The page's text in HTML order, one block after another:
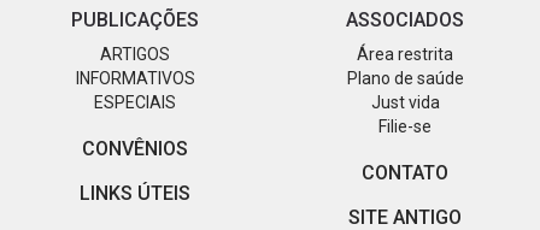
PUBLICAÇÕES
ARTIGOS
INFORMATIVOS
ESPECIAIS
CONVÊNIOS
LINKS ÚTEIS
ASSOCIADOS
Área restrita
Plano de saúde
Just vida
Filie-se
CONTATO
SITE ANTIGO